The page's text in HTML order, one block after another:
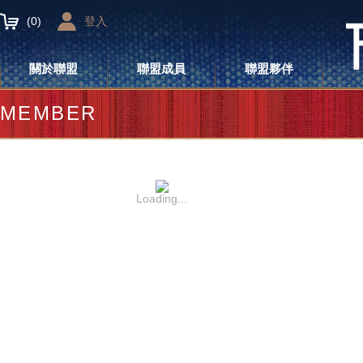
(0) 登入
關於聯盟 聯盟成員 聯盟夥伴
MEMBER
Loading...